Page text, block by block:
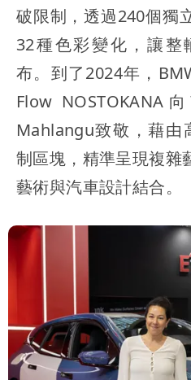
破限制，透過240個獨
32種色彩變化，讓整
布。到了2024年，
Flow NOSTOKANA
Mahlangu致敬，藉由
制區塊，精準呈現複雜
藝術與汽車設計結合。